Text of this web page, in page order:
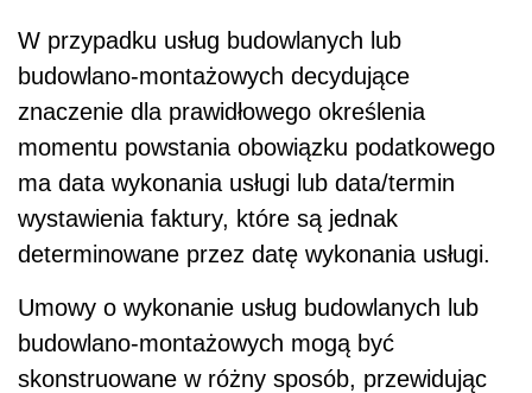
W przypadku usług budowlanych lub
budowlano-montażowych decydujące
znaczenie dla prawidłowego określenia
momentu powstania obowiązku podatkowego
ma data wykonania usługi lub data/termin
wystawienia faktury, które są jednak
determinowane przez datę wykonania usługi.
Umowy o wykonanie usług budowlanych lub
budowlano-montażowych mogą być
skonstruowane w różny sposób, przewidując